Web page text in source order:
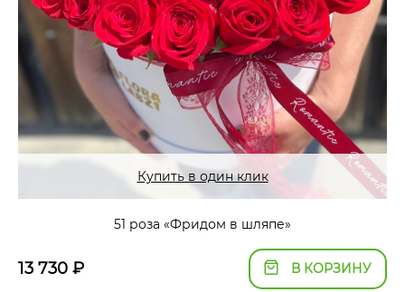
Купить в один клик
51 роза «Фридом в шляпе»
13 730 ₽ В КОРЗИНУ